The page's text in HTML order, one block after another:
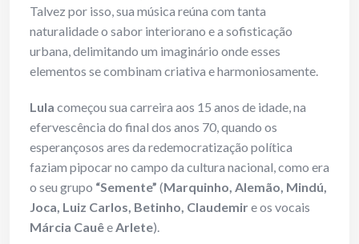
Talvez por isso, sua música reúna com tanta
naturalidade o sabor interiorano e a sofisticação
urbana, delimitando um imaginário onde esses
elementos se combinam criativa e harmoniosamente.
Lula começou sua carreira aos 15 anos de idade, na
efervescência do final dos anos 70, quando os
esperançosos ares da redemocratização política
faziam pipocar no campo da cultura nacional, como era
o seu grupo “Semente” (Marquinho, Alemão, Mindú,
Joca, Luiz Carlos, Betinho, Claudemire os vocais
Márcia CauêeArlete).